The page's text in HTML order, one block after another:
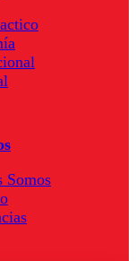
Somos